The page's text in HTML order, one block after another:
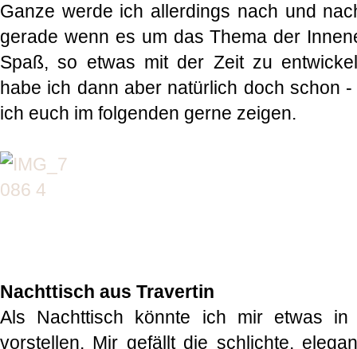
Ganze werde ich allerdings nach und
gerade wenn es um das Thema der
Spaß, so etwas mit der Zeit zu
habe ich dann aber natürlich doch schon
ich euch im folgenden gerne zeigen.
Nachttisch aus Travertin
Als Nachttisch könnte ich mir etwas
vorstellen. Mir gefällt die schlichte,